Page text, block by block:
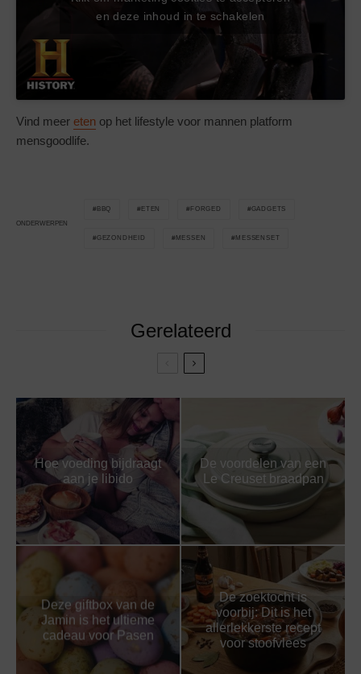
en deze inhoud in te schakelen
Vind meer eten op het lifestyle voor mannen platform
mensgoodlife.
ONDERWERPEN
BBQ ETEN FORGED GADGETS
GEZONDHEID MESSEN MESSENSET
Gerelateerd
Hoe voeding bijdraagt
aan je libido
De voordelen van een
Le Creuset braadpan
Deze giftbox van de
Jamin is het ultieme
cadeau voor Pasen
De zoektocht is
voorbij: Dit is het
allerlekkerste recept
voor stoofvlees